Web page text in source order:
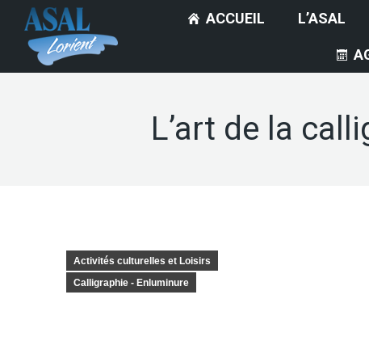
ACCUEIL L’ASAL
L’art de la
Activités culturelles et Loisirs
Calligraphie - Enluminure